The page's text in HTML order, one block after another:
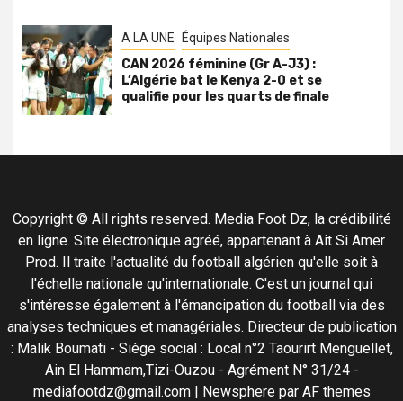
A LA UNE Équipes Nationales
CAN 2026 féminine (Gr A-J3) :
L’Algérie bat le Kenya 2-0 et se
qualifie pour les quarts de finale
Copyright © All rights reserved. Media Foot Dz, la crédibilité
en ligne. Site électronique agréé, appartenant à Ait Si Amer
Prod. Il traite l'actualité du football algérien qu'elle soit à
l'échelle nationale qu'internationale. C'est un journal qui
s'intéresse également à l'émancipation du football via des
analyses techniques et managériales. Directeur de publication
: Malik Boumati - Siège social : Local n°2 Taourirt Menguellet,
Ain El Hammam,Tizi-Ouzou - Agrément N° 31/24 -
mediafootdz@gmail.com | Newspherepar AF themes